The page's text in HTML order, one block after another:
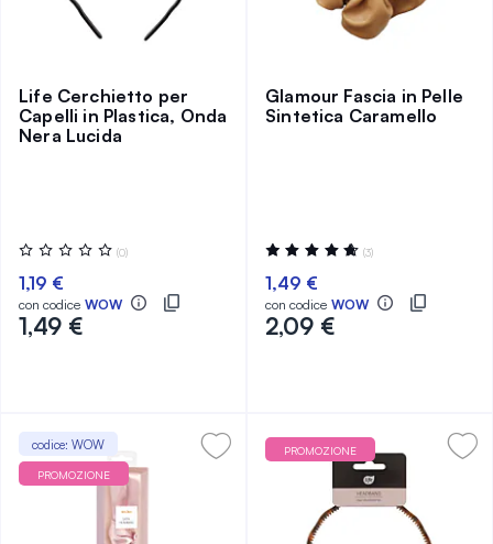
Life Cerchietto per
Capelli in Plastica, Onda
Nera Lucida
Valutazione:
0%
(0)
1,19 €
con codice WOW
1,49 €
Glamour Fascia in Pelle
Sintetica Caramello
Valutazione:
95%
(3)
1,49 €
con codice WOW
2,09 €
codice: WOW
PROMOZIONE
PROMOZIONE